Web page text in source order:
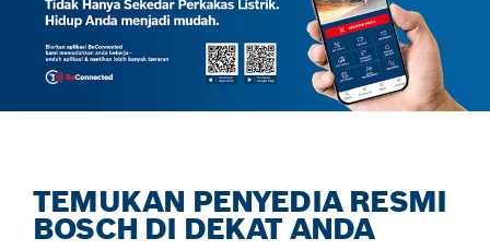
TEMUKAN PENYEDIA RESMI
BOSCH DI DEKAT ANDA